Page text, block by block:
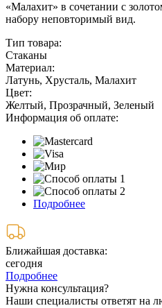
«Малахит» в сочетании с
набору неповторимый вид.
Тип товара:
Стаканы
Материал:
Латунь, Хрусталь, Малахит
Цвет:
Желтый, Прозрачный, Зеленый
Информация об оплате:
Подробнее
Ближайшая доставка:
сегодня
Подробнее
Нужна консультация?
Наши специалисты ответят на